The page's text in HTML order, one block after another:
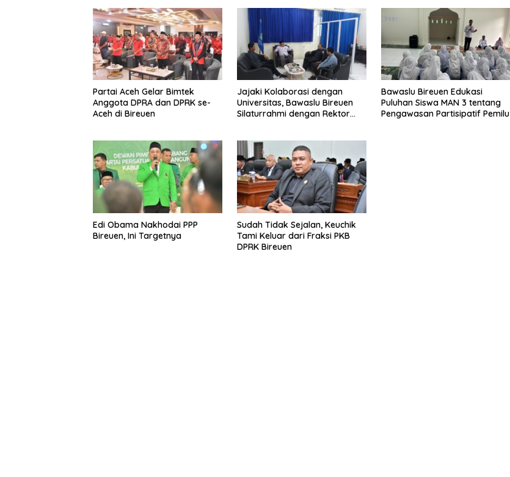
Partai Aceh Gelar Bimtek
Anggota DPRA dan DPRK se-
Aceh di Bireuen
Jajaki Kolaborasi dengan
Universitas, Bawaslu Bireuen
Silaturrahmi dengan Rektor
Bawaslu Bireuen Edukasi
Puluhan Siswa MAN 3 tentang
Pengawasan Partisipatif Pemilu
Edi Obama Nakhodai PPP
Bireuen, Ini Targetnya
Sudah Tidak Sejalan, Keuchik
Tami Keluar dari Fraksi PKB
DPRK Bireuen